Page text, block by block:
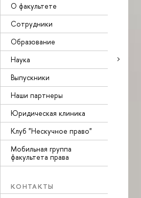
О факультете
Сотрудники
Образование
Наука
Выпускники
Наши партнеры
Юридическая клиника
Клуб "Нескучное право"
Мобильная группа
факультета права
КОНТАКТЫ